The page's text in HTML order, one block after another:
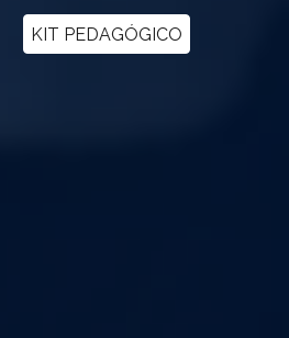
KIT PEDAGÓGICO